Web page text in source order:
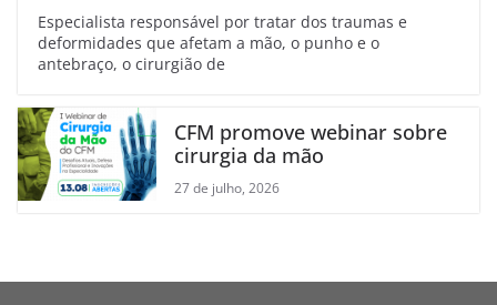
Especialista responsável por tratar dos traumas e
deformidades que afetam a mão, o punho e o
antebraço, o cirurgião de
CFM promove webinar sobre
cirurgia da mão
27 de julho, 2026